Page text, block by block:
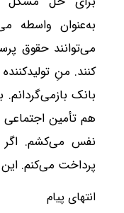
به‌عنوان واسطه
می‌توانند حقوق
کنند. منِ
بانک بازمی‌گردانم.
هم تأمین
نفس می‌کشم. اگر
پرداخت می‌کنم.
انتهای پیام